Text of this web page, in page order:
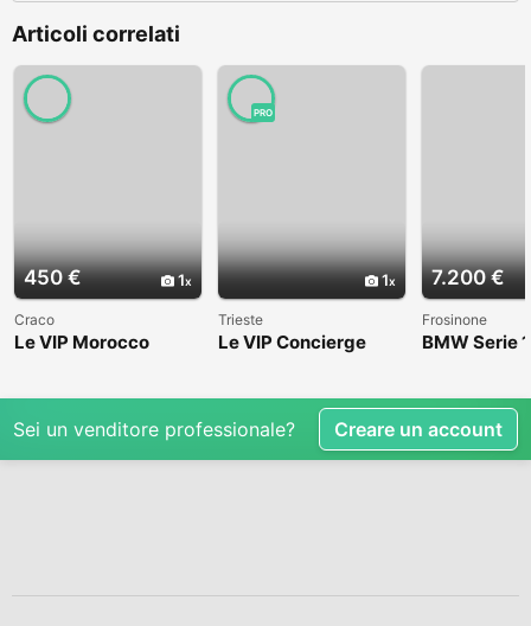
Articoli correlati
450 € 1
Craco
Le VIP Morocco
1
PRO
Trieste
Le VIP Concierge
7.200 €
Frosinone
BMW Serie
Sei un venditore professionale? Creare un account